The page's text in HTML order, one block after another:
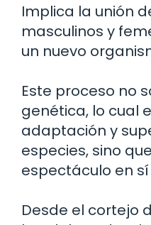
Implica la unión
masculinos y
un nuevo
Este proceso no
genética, lo cual
adaptación y
especies, sino
espectáculo en
Desde el cortejo